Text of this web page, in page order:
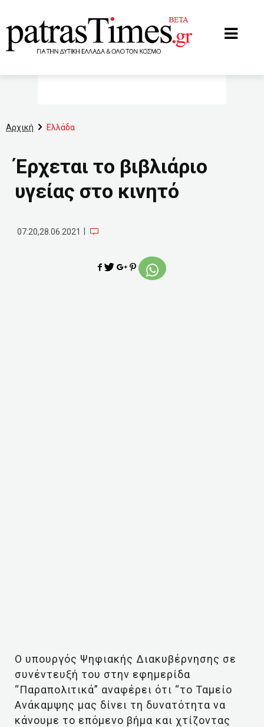
Αρχική Ελλάδα
Έρχεται το βιβλιάριο
υγείας στο κινητό
07:20,28.06.2021
Ο υπουργός Ψηφιακής Διακυβέρνησης σε
συνέντευξή του στην εφημερίδα
“Παραπολιτικά” αναφέρει ότι “το Ταμείο
Ανάκαμψης μας δίνει τη δυνατότητα να
κάνουμε το επόμενο βήμα και χτίζοντας